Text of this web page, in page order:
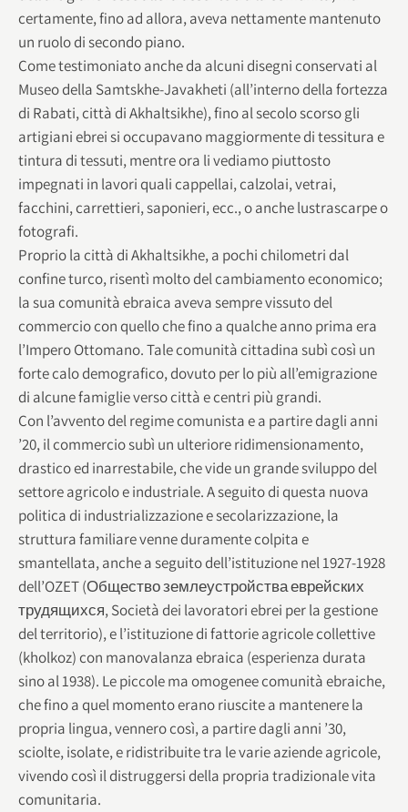
certamente, fino ad allora, aveva nettamente mantenuto
un ruolo di secondo piano.
Come testimoniato anche da alcuni disegni conservati al
Museo della Samtskhe-Javakheti (all’interno della fortezza
di Rabati, città di Akhaltsikhe), fino al secolo scorso gli
artigiani ebrei si occupavano maggiormente di tessitura e
tintura di tessuti, mentre ora li vediamo piuttosto
impegnati in lavori quali cappellai, calzolai, vetrai,
facchini, carrettieri, saponieri, ecc., o anche lustrascarpe o
fotografi.
Proprio la città di Akhaltsikhe, a pochi chilometri dal
confine turco, risentì molto del cambiamento economico;
la sua comunità ebraica aveva sempre vissuto del
commercio con quello che fino a qualche anno prima era
l’Impero Ottomano. Tale comunità cittadina subì così un
forte calo demografico, dovuto per lo più all’emigrazione
di alcune famiglie verso città e centri più grandi.
Con l’avvento del regime comunista e a partire dagli anni
’20, il commercio subì un ulteriore ridimensionamento,
drastico ed inarrestabile, che vide un grande sviluppo del
settore agricolo e industriale. A seguito di questa nuova
politica di industrializzazione e secolarizzazione, la
struttura familiare venne duramente colpita e
smantellata, anche a seguito dell’istituzione nel 1927-1928
dell’OZET (Общество землеустройства еврейских
трудящихся, Società dei lavoratori ebrei per la gestione
del territorio), e l’istituzione di fattorie agricole collettive
(kholkoz) con manovalanza ebraica (esperienza durata
sino al 1938). Le piccole ma omogenee comunità ebraiche,
che fino a quel momento erano riuscite a mantenere la
propria lingua, vennero così, a partire dagli anni ’30,
sciolte, isolate, e ridistribuite tra le varie aziende agricole,
vivendo così il distruggersi della propria tradizionale vita
comunitaria.